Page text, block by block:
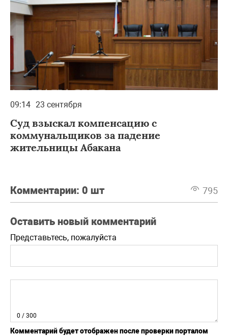
09:14 23 сентября
Суд взыскал компенсацию с
коммунальщиков за падение
жительницы Абакана
Комментарии: 0 шт 795
Оставить новый комментарий
Представьтесь, пожалуйста
0 / 300
Комментарий будет отображен после проверки порталом